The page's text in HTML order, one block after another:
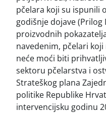
pčelara koji su ispunili
godišnje dojave (Prilog
proizvodnih
navedenim, pčelari
neće moći biti
sektoru pčelarstva i
Strateškog plana
politike Republike
intervencijsku godinu